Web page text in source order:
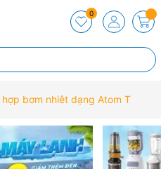
0
bơm nhiêt dạng Atom T